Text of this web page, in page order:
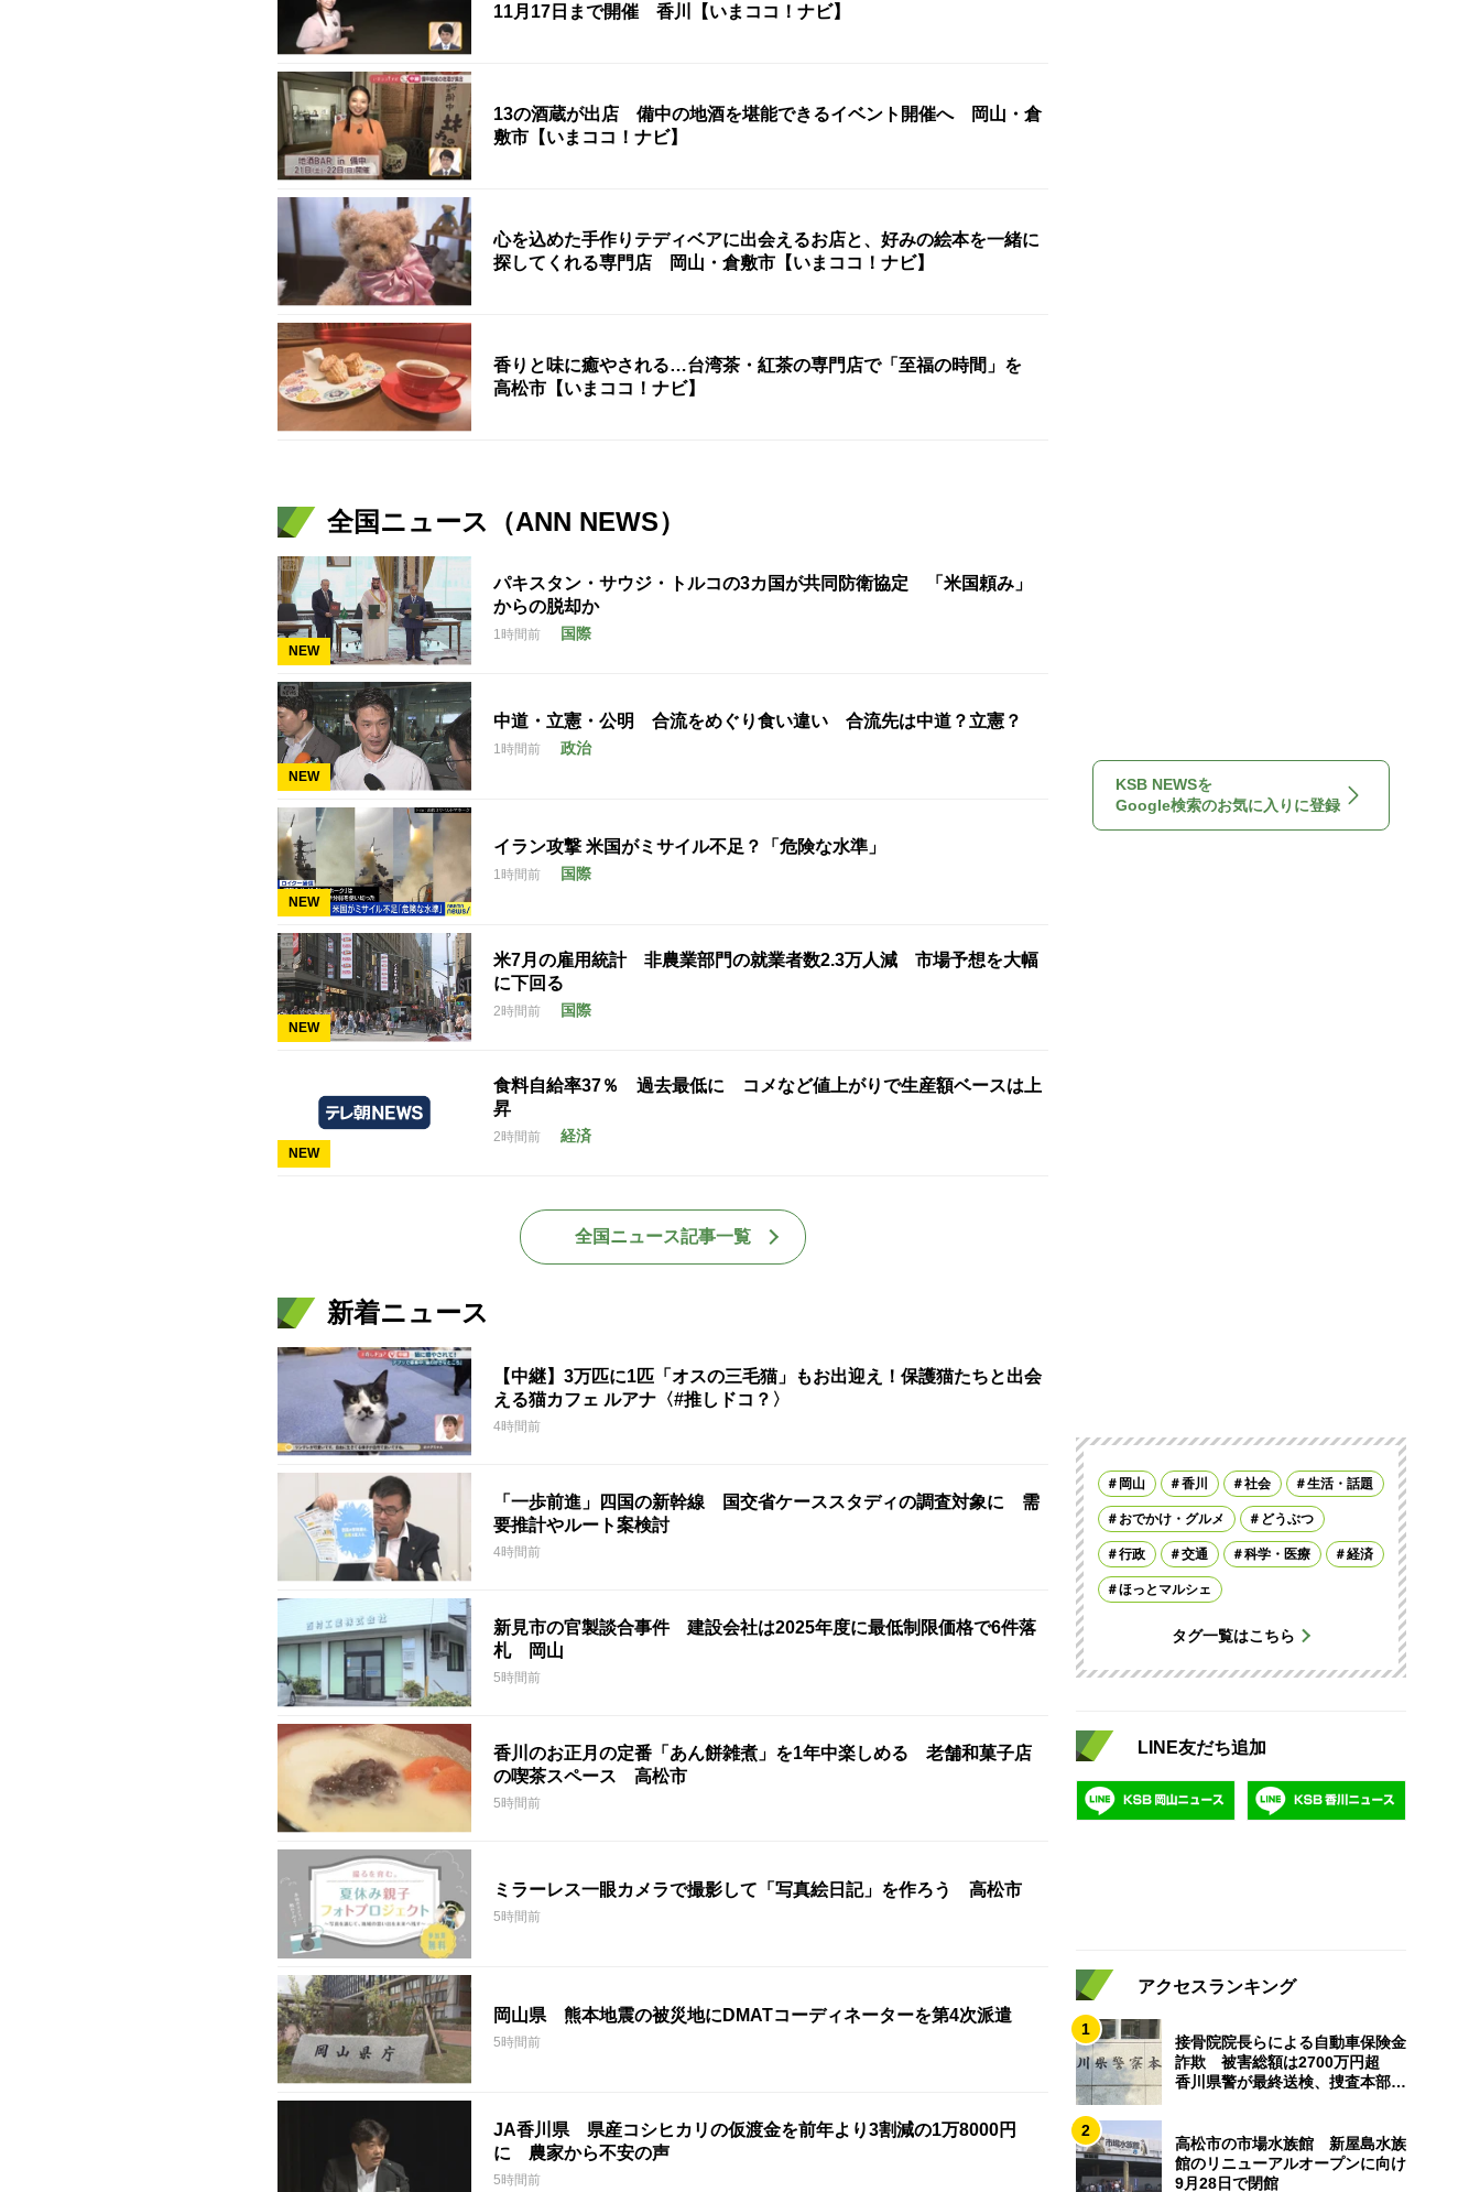
11月17日まで開催 香川【いまココ！ナビ】
13の酒蔵が出店 備中の地酒を堪能できるイベント開催へ 岡山・倉
敷市【いまココ！ナビ】
心を込めた手作りテディベアに出会えるお店と、好みの絵本を一緒に
探してくれる専門店 岡山・倉敷市【いまココ！ナビ】
香りと味に癒やされる…台湾茶・紅茶の専門店で「至福の時間」を
高松市【いまココ！ナビ】
全国ニュース（ANN NEWS）
NEW
パキスタン・サウジ・トルコの3カ国が共同防衛協定 「米国頼み」
からの脱却か
1時間前 国際
NEW
中道・立憲・公明 合流をめぐり食い違い 合流先は中道？立憲？
1時間前 政治
NEW
イラン攻撃 米国がミサイル不足？「危険な水準」
1時間前 国際
NEW
米7月の雇用統計 非農業部門の就業者数2.3万人減 市場予想を大幅
に下回る
2時間前 国際
NEW
食料自給率37％ 過去最低に コメなど値上がりで生産額ベースは上
昇
2時間前 経済
全国ニュース記事一覧
新着ニュース
【中継】3万匹に1匹「オスの三毛猫」もお出迎え！保護猫たちと出会
える猫カフェ ルアナ〈#推しドコ？〉
4時間前
「一歩前進」四国の新幹線 国交省ケーススタディの調査対象に 需
要推計やルート案検討
4時間前
新見市の官製談合事件 建設会社は2025年度に最低制限価格で6件落
札 岡山
5時間前
香川のお正月の定番「あん餅雑煮」を1年中楽しめる 老舗和菓子店
の喫茶スペース 高松市
5時間前
ミラーレス一眼カメラで撮影して「写真絵日記」を作ろう 高松市
5時間前
岡山県 熊本地震の被災地にDMATコーディネーターを第4次派遣
5時間前
JA香川県 県産コシヒカリの仮渡金を前年より3割減の1万8000円
に 農家から不安の声
5時間前
KSB NEWSを
Google検索のお気に入りに登録
岡山 香川 社会 生活・話題
おでかけ・グルメ どうぶつ
行政 交通 科学・医療 経済
ほっとマルシェ
タグ一覧はこちら
LINE友だち追加
アクセスランキング
1
接骨院院長らによる自動車保険金
詐欺 被害総額は2700万円超
香川県警が最終送検、捜査本部解
2
高松市の市場水族館 新屋島水族
館のリニューアルオープンに向け
9月28日で閉館